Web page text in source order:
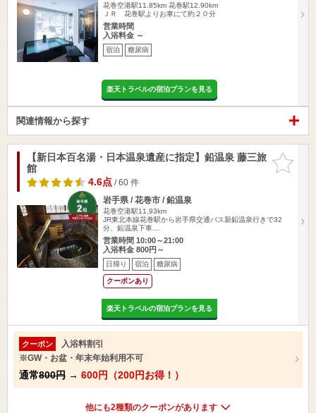
花巻空港駅11.85km 花巻駅12.90km
ＪＲ 花巻駅よりお車にて約２０分
営業時間
入浴料金 ～
宿泊 糖尿病
楽天トラベルの宿泊プランを見る
関連情報から探す
お気に入
りに追加
【新日本百名湯・日本温泉遺産に指定】鉛温泉 藤三旅
館
4.6点/ 60 件
岩手県 / 花巻市 / 鉛温泉
花巻空港駅11.93km
JR東北本線花巻駅から岩手県交通バス新鉛温泉行きで32
分、鉛温泉下車…
営業時間 10:00～21:00
入浴料金 800円～
日帰り 宿泊 糖尿病
クーポンあり
楽天トラベルの宿泊プランを見る
クーポン
入浴料割引
※GW・お盆・年末年始利用不可
通常800円 → 600円（200円お得！）
他にも2種類のクーポンがあります